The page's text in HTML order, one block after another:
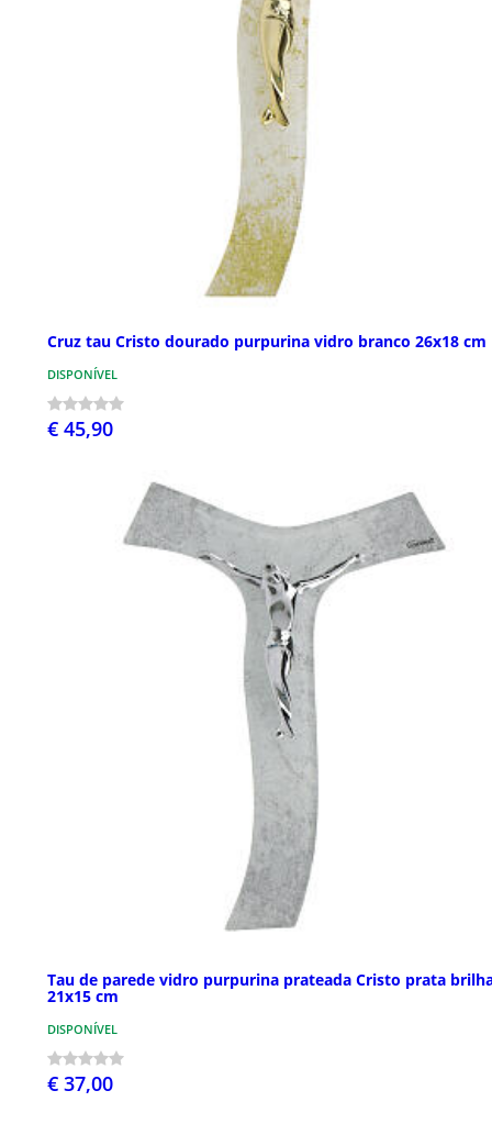
Cruz tau Cristo dourado purpurina vidro branco 26x18 cm
DISPONÍVEL
€ 45,90
Tau de parede vidro purpurina prateada Cristo prata
21x15 cm
DISPONÍVEL
€ 37,00